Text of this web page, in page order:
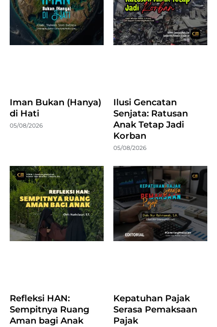
Iman Bukan (Hanya)
di Hati
05/08/2026
Ilusi Gencatan
Senjata: Ratusan
Anak Tetap Jadi
Korban
05/08/2026
Refleksi HAN:
Sempitnya Ruang
Aman bagi Anak
Kepatuhan Pajak
Serasa Pemaksaan
Pajak